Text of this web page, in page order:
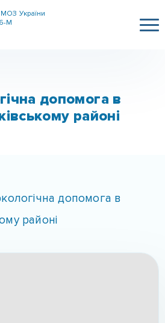
України
М
допомога в
районі
допомога в
районі